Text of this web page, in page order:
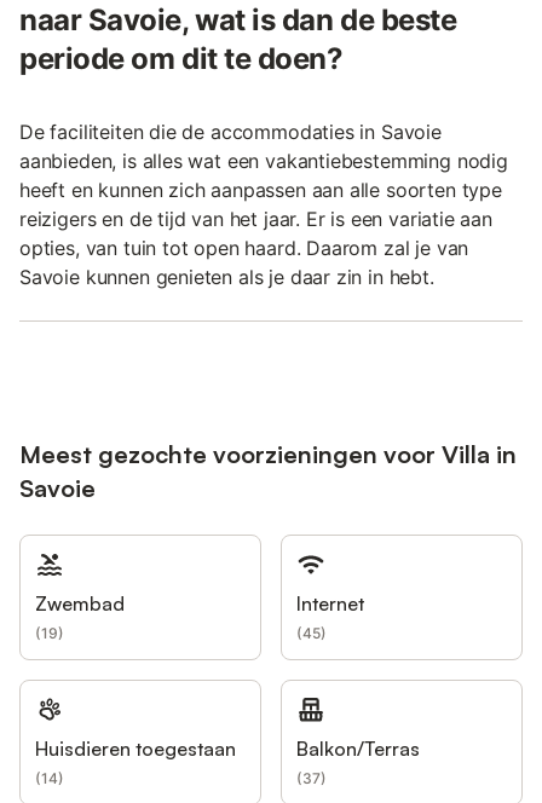
naar Savoie, wat is dan de beste
periode om dit te doen?
De faciliteiten die de accommodaties in Savoie
aanbieden, is alles wat een vakantiebestemming nodig
heeft en kunnen zich aanpassen aan alle soorten type
reizigers en de tijd van het jaar. Er is een variatie aan
opties, van tuin tot open haard. Daarom zal je van
Savoie kunnen genieten als je daar zin in hebt.
Meest gezochte voorzieningen voor Villa in
Savoie
Zwembad
(19)
Internet
(45)
Huisdieren toegestaan
(14)
Balkon/Terras
(37)